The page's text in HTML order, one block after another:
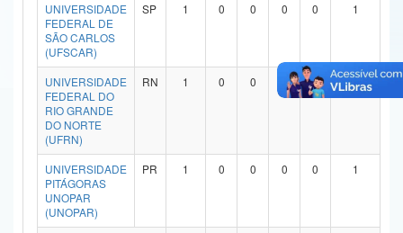
Gabinete de Segurança Institucional
Advocacia-Geral da União
Banco Central do Brasil
UNIVERSIDADE
FEDERAL DE
SÃO CARLOS
(UFSCAR)
SP 1 0 0 0 0 1
UNIVERSIDADE
FEDERAL DO
RIO GRANDE
DO NORTE
(UFRN)
RN 1 0 0 0 0 1
UNIVERSIDADE
PITÁGORAS
UNOPAR
(UNOPAR)
PR 1 0 0 0 0 1